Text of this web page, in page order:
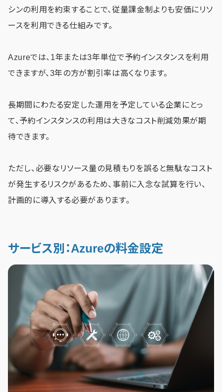
シンの利用を約束することで、従量課金制よりも安価にリソ
ースを利用できる仕組みです。
Azureでは、1年または3年単位で予約インスタンスを利用
できますが、3年の方が割引率は高くなります。
長期間にわたる安定した運用を予定している企業にとっ
て、予約インスタンスの利用は大きなコスト削減効果が期
待できます。
ただし、必要なリソース量の見積もりを誤ると無駄なコスト
が発生するリスクがあるため、事前に入念な試算を行い、
計画的に導入する必要があります。
サービス別：Azureの料金設定